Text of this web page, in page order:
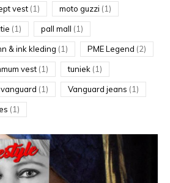
vest (1) moto guzzi (1)
(1) pall mall (1)
& ink kleding (1) PME Legend (2)
vest (1) tuniek (1)
vanguard (1) Vanguard jeans (1)
(1)